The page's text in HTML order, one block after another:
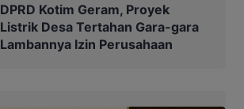
DPRD Kotim Geram, Proyek
Listrik Desa Tertahan Gara-gara
Lambannya Izin Perusahaan